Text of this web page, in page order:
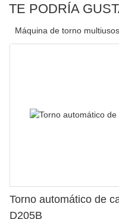
TE PODRÍA
Máquina de torno multiusos
Torno automático de
D205B